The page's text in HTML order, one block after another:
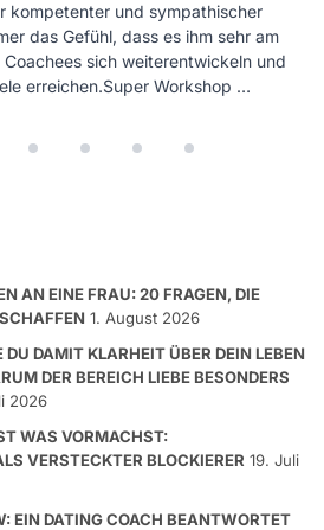
kompetenter und sympathischer
das Gefühl, dass es ihm sehr am
sich weiterentwickeln und
erreichen.Super Workshop …
AN EINE FRAU: 20 FRAGEN, DIE
1. August 2026
DU DAMIT KLARHEIT ÜBER DEIN LEBEN
DER BEREICH LIEBE BESONDERS
2026
WAS VORMACHST:
VERSTECKTER BLOCKIERER 19. Juli
EIN DATING COACH BEANTWORTET